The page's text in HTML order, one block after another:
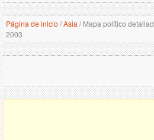
Página de inicio /Asia /Mapa político
2003